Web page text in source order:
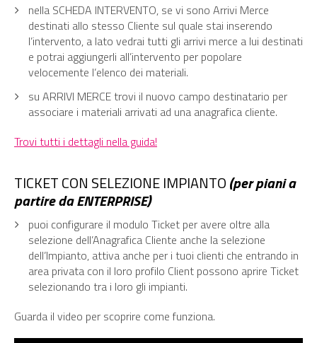
nella SCHEDA INTERVENTO, se vi sono Arrivi Merce
destinati allo stesso Cliente sul quale stai inserendo
l’intervento, a lato vedrai tutti gli arrivi merce a lui destinati
e potrai aggiungerli all’intervento per popolare
velocemente l’elenco dei materiali.
su ARRIVI MERCE trovi il nuovo campo destinatario per
associare i materiali arrivati ad una anagrafica cliente.
Trovi tutti i dettagli nella guida!
TICKET CON SELEZIONE IMPIANTO(per piani a
partire da ENTERPRISE)
puoi configurare il modulo Ticket per avere oltre alla
selezione dell’Anagrafica Cliente anche la selezione
dell’Impianto, attiva anche per i tuoi clienti che entrando in
area privata con il loro profilo Client possono aprire Ticket
selezionando tra i loro gli impianti.
Guarda il video per scoprire come funziona.